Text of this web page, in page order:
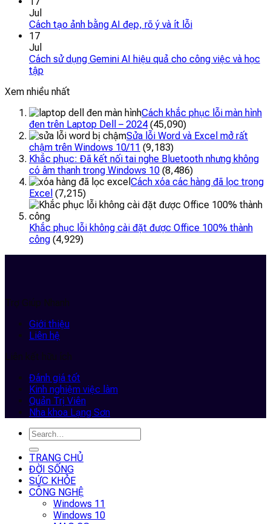
Jul
Cách tạo ảnh bằng AI đẹp, rõ ý và ít lỗi
17
Jul
Cách sử dụng Gemini AI hiệu quả cho công việc và học
tập
Xem nhiều nhất
Cách khắc phục lỗi màn hình
đen trên Laptop Dell – 2024 (45,090)
Sửa lỗi Word và Excel mở rất
chậm trên Windows 10/11 (9,183)
Khắc phục: Đã kết nối tai nghe Bluetooth nhưng không
có âm thanh trong Windows 10 (8,486)
Cách xóa các hàng đã lọc trong
Excel (7,215)
Khắc phục lỗi không cài đặt được Office 100% thành
công (4,929)
Trợ Giúp Nhanh
Giới thiệu
Liên hệ
Liên kết hữu ích
Đánh giá tốt
Kinh nghiệm việc làm
Quản Trị Viên
Nha khoa Lạng Sơn
TRANG CHỦ
ĐỜI SỐNG
SỨC KHỎE
CÔNG NGHỆ
Windows 11
Windows 10